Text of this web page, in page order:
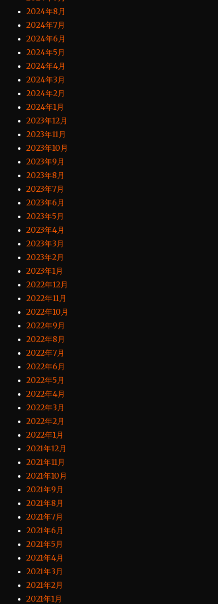
2024年8月
2024年7月
2024年6月
2024年5月
2024年4月
2024年3月
2024年2月
2024年1月
2023年12月
2023年11月
2023年10月
2023年9月
2023年8月
2023年7月
2023年6月
2023年5月
2023年4月
2023年3月
2023年2月
2023年1月
2022年12月
2022年11月
2022年10月
2022年9月
2022年8月
2022年7月
2022年6月
2022年5月
2022年4月
2022年3月
2022年2月
2022年1月
2021年12月
2021年11月
2021年10月
2021年9月
2021年8月
2021年7月
2021年6月
2021年5月
2021年4月
2021年3月
2021年2月
2021年1月